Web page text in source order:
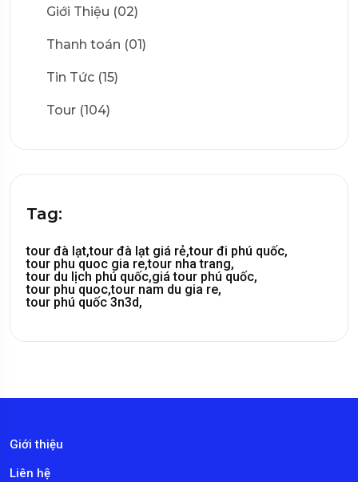
Giới Thiệu (02)
Thanh toán (01)
Tin Tức (15)
Tour (104)
Tag:
tour đà lạt,tour đà lạt giá rẻ,tour đi phú quốc,
tour phu quoc gia re,tour nha trang,
tour du lịch phú quốc,giá tour phú quốc,
tour phu quoc,tour nam du gia re,
tour phú quốc 3n3d,
Giới thiệu
Liên hệ